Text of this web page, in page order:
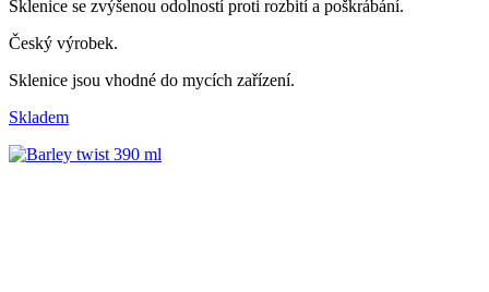
Sklenice se zvýšenou odolností proti rozbití a poškrábání.
Český výrobek.
Sklenice jsou vhodné do mycích zařízení.
Skladem